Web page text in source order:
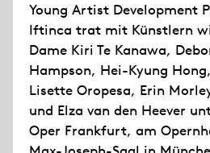
Young Artist Development
Iftinca trat mit Künstlern
Dame Kiri Te Kanawa,
Hampson, Hei-Kyung
Lisette Oropesa, Erin
und Elza van den Heever
Oper Frankfurt, am